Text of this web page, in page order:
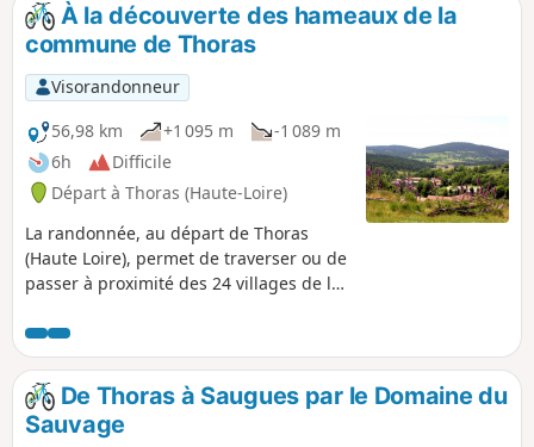
À la découverte des hameaux de la
commune de Thoras
Visorandonneur
56,98 km
+1 095 m
-1 089 m
6h
Difficile
Départ à Thoras (Haute-Loire)
La randonnée, au départ de Thoras
(Haute Loire), permet de traverser ou de
passer à proximité des 24 villages de la
tranquilles de la Margeride.
De Thoras à Saugues par le Domaine du
Sauvage